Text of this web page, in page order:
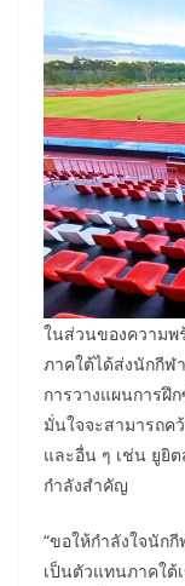
ในส่วนของความพ
ภาคใต้ได้ส่งนักกีฬ
การวางแผนการฝึ
มั่นใจจะสามารถค
และอื่น ๆ เช่น ยูยิ
กำลังสำคัญ
“ขอให้กำลังใจนัก
เป็นตัวแทนภาคใต้